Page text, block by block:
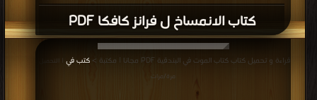
كتاب الانمساخ ل فرانز كافكا PDF
قراءة و تحميل كتاب كتاب الموت في البندقية PDF مجانا | مكتبة > كتب في
| التحميل :
مرة/مرات